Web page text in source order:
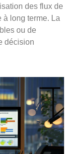
des flux de
à long terme. La
ou de
décision